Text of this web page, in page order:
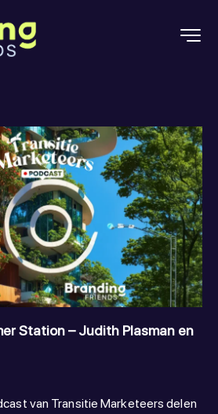
Station – Judith Plasman en
van Transitie Marketeers delen